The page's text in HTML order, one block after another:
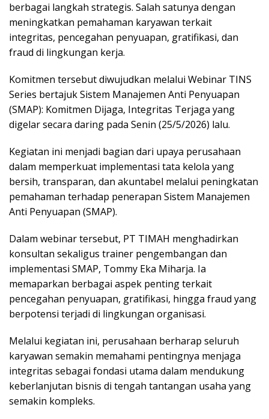
berbagai langkah strategis. Salah satunya dengan
meningkatkan pemahaman karyawan terkait
integritas, pencegahan penyuapan, gratifikasi, dan
fraud di lingkungan kerja.
Komitmen tersebut diwujudkan melalui Webinar TINS
Series bertajuk Sistem Manajemen Anti Penyuapan
(SMAP): Komitmen Dijaga, Integritas Terjaga yang
digelar secara daring pada Senin (25/5/2026) lalu.
Kegiatan ini menjadi bagian dari upaya perusahaan
dalam memperkuat implementasi tata kelola yang
bersih, transparan, dan akuntabel melalui peningkatan
pemahaman terhadap penerapan Sistem Manajemen
Anti Penyuapan (SMAP).
Dalam webinar tersebut, PT TIMAH menghadirkan
konsultan sekaligus trainer pengembangan dan
implementasi SMAP, Tommy Eka Miharja. Ia
memaparkan berbagai aspek penting terkait
pencegahan penyuapan, gratifikasi, hingga fraud yang
berpotensi terjadi di lingkungan organisasi.
Melalui kegiatan ini, perusahaan berharap seluruh
karyawan semakin memahami pentingnya menjaga
integritas sebagai fondasi utama dalam mendukung
keberlanjutan bisnis di tengah tantangan usaha yang
semakin kompleks.